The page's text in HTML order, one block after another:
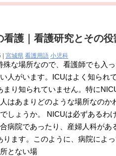
看護｜看護研究とその役
宮城県 看護用語 小児科
殊な場所なので、看護師でも入
人がいます。ICUはよく知られ
まり知られていません。特に
はあまりどのような場所なのか
しょうか。 NICUは必ずあるわ
病院であったり、産婦人科があ
ります。このように、病院によ
とない場